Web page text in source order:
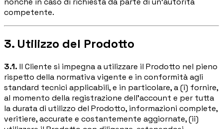
competente.
3. Utilizzo del Prodotto
3.1. Il Cliente si impegna a utilizzare il Prodotto nel pieno
rispetto della normativa vigente e in conformità agli
standard tecnici applicabili, e in particolare, a (i) fornire,
al momento della registrazione dell'account e per tutta
la durata di utilizzo del Prodotto, informazioni complete,
veritiere, accurate e costantemente aggiornate, (ii)